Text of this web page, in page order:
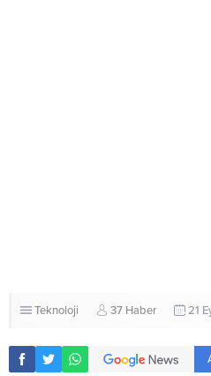
Teknoloji 37 Haber 21